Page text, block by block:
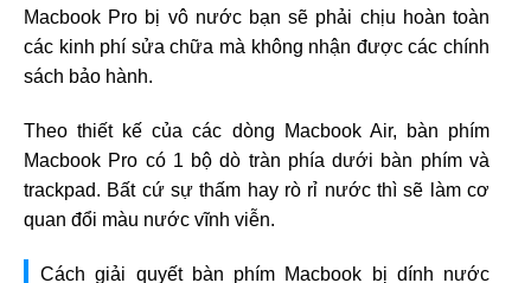
Macbook Pro bị vô nước bạn sẽ phải chịu hoàn toàn
các kinh phí sửa chữa mà không nhận được các chính
sách bảo hành.
Theo thiết kế của các dòng Macbook Air, bàn phím
Macbook Pro có 1 bộ dò tràn phía dưới bàn phím và
trackpad. Bất cứ sự thấm hay rò rỉ nước thì sẽ làm cơ
quan đổi màu nước vĩnh viễn.
Cách giải quyết bàn phím Macbook bị dính nước